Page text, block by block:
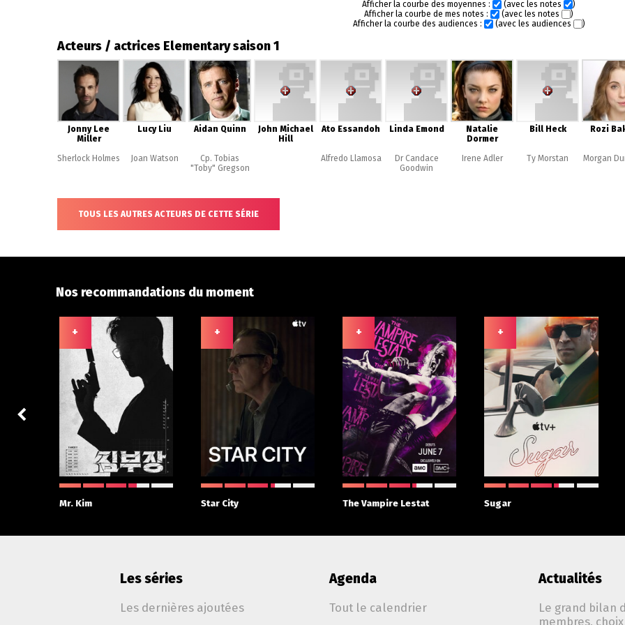
Afficher la courbe des moyennes : (avec les notes
)
Afficher la courbe de mes notes :
(avec les notes
)
Afficher la courbe des audiences :
(avec les audiences )
Acteurs / actrices Elementary saison 1
Jonny Lee
Miller
Sherlock Holmes
Lucy Liu
Joan Watson
Aidan Quinn
Cp. Tobias
"Toby" Gregson
John Michael
Hill
Ato Essandoh
Alfredo Llamosa
Linda Emond
Dr Candace
Goodwin
Natalie
Dormer
Irene Adler
Bill Heck
Ty Morstan
Rozi
Morgan
TOUS LES AUTRES ACTEURS DE CETTE SÉRIE
Nos recommandations du moment
+
Mr. Kim
+
Star City
+
The Vampire Lestat
+
Sugar
Les séries
Les dernières ajoutées
Agenda
Tout le calendrier
Actualités
Le grand bilan
membres,